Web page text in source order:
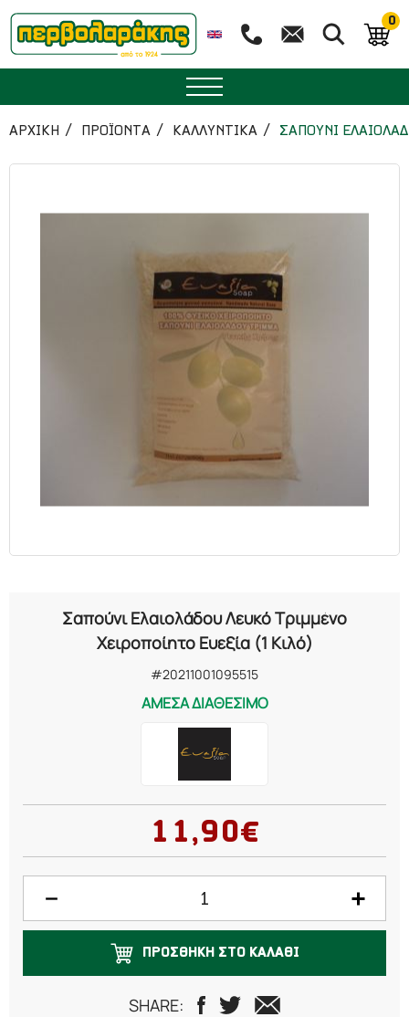
0
ΜΠΑΧΑΡΙΚΑ
ΒΟΤΑΝΑ
ΤΣΑΙ
ΑΡΧΙΚΉ ΠΡΟΪΟΝΤΑ ΚΑΛΛΥΝΤΙΚΑ ΣΑΠΟΥΝΙ
Σαπούνι Ελαιολάδου Λευκό Τριμμένο
Χειροποίητο Ευεξία (1 Κιλό)
#20211001095515
ΑΜΕΣΑ ΔΙΑΘΕΣΙΜΟ
11,90€
ΠΡΟΣΘΗΚΗ ΣΤΟ ΚΑΛΑΘΙ
SHARE: